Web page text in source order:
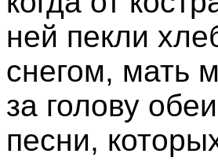
ней пекли
снегом, мать
за голову
песни,